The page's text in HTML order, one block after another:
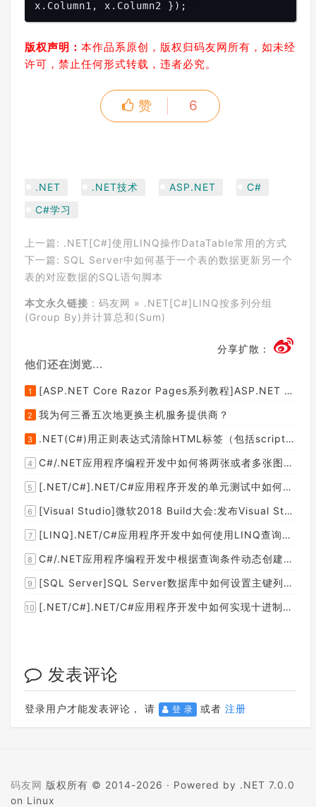
版权声明： 本作品系原创，版权归码友网所有，如未经
许可，禁止任何形式转载，违者必究。
赞 6
.NET .NET技术 ASP.NET
C#
C#学习
上一篇: .NET[C#]使用LINQ操作DataTable常用的方式
下一篇: SQL Server中如何基于一个表的数据更新另一个
表的对应数据的SQL语句脚本
本文永久链接 ： 码友网 » .NET[C#]LINQ按多列分组
(Group By)并计算总和(Sum)
分享扩散：
他们还在浏览...
1 [ASP.NET Core Razor Pages系列教程]ASP.NET Core Razor Pages中的PageModel(09)
2 我为何三番五次地更换主机服务提供商？
3 .NET(C#)用正则表达式清除HTML标签（包括script和style），保留纯本文
4 C#/.NET应用程序编程开发中如何将两张或者多张图片合并成一张图片？
5 [.NET/C#].NET/C#应用程序开发的单元测试中如何获取当前程序集所在的目录路径？
6 [Visual Studio]微软2018 Build大会:发布Visual Studio,Visual Stuido for Mac,.NET Core以及Xamarin.Forms的最新版本及更新
7 [LINQ].NET/C#应用程序开发中如何使用LINQ查询集合中元素的某个属性值在另外一个集合中存在的子集？
8 C#/.NET应用程序编程开发中根据查询条件动态创建LINQ的Where查询表达式的实现方案
9 [SQL Server]SQL Server数据库中如何设置主键列为自增列？
10 [.NET/C#].NET/C#应用程序开发中如何实现十进制数字和十六进制间的相互转换呢？
发表评论
登录用户才能发表评论， 请 登 录 或者 注册
码友网 版权所有 © 2014-2026 · Powered by .NET 7.0.0
on Linux